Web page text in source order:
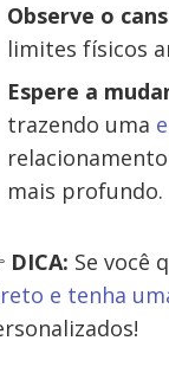
Observe o
limites físicos
Espere a
trazendo uma
mais profundo.
DICA: Se você
e tenha